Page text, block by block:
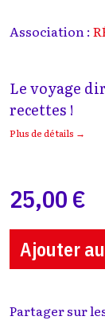
Association :
Le voyage
recettes !
Plus de détails →
25,00 €
Ajouter
Partager sur